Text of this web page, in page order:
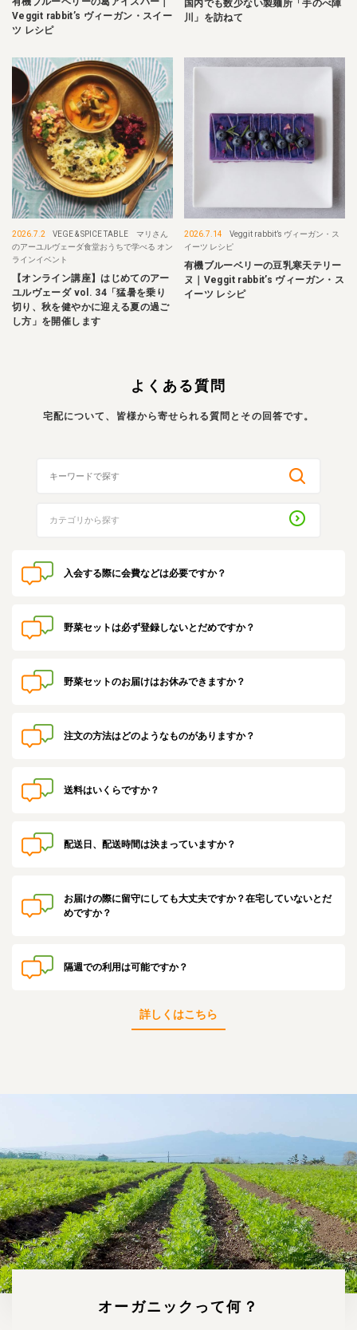
Veggit rabbit’s ヴィーガン・スイー
ツ レシピ
国内でも数少ない製麺所「手のべ陣
川」を訪ねて
2026.7.2
VEGE & SPICE TABLE マリさん
のアーユルヴェーダ食堂おうちで学べる オン
ラインイベント
【オンライン講座】はじめてのアー
ユルヴェーダ vol. 34「猛暑を乗り
切り、秋を健やかに迎える夏の過ご
し方」を開催します
2026.7.14
Veggit rabbit’s ヴィーガン・ス
イーツ レシピ
有機ブルーベリーの豆乳寒天テリー
ヌ｜Veggit rabbit’s ヴィーガン・ス
イーツ レシピ
よくある質問
宅配について、皆様から寄せられる質問とその回答です。
入会する際に会費などは必要ですか？
野菜セットは必ず登録しないとだめですか？
野菜セットのお届けはお休みできますか？
注文の方法はどのようなものがありますか？
送料はいくらですか？
配送日、配送時間は決まっていますか？
お届けの際に留守にしても大丈夫ですか？在宅していないとだ
めですか？
隔週での利用は可能ですか？
詳しくはこちら
オーガニックって何？